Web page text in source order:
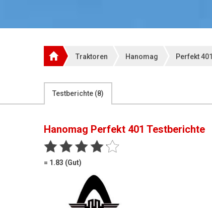
Traktoren Hanomag Perfekt 401
Testberichte (8)
Hanomag Perfekt 401 Testberichte
= 1.83 (Gut)